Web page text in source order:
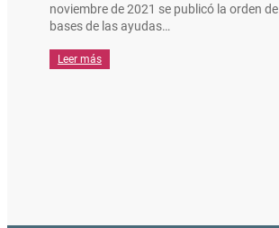
noviembre de 2021 se publicó la orden de
bases de las ayudas…
Leer más